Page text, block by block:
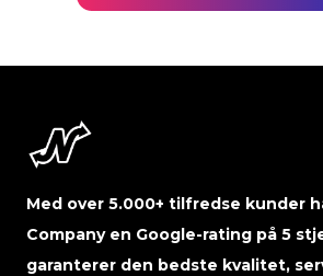
Med over 5.000+ tilfredse kunder
Company en Google-rating på 5
garanterer den bedste kvalitet,